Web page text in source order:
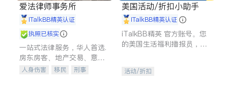
爱法律师事务所
iTalkBB精英认证
执照已核实
一站式法律服务，华人首选.
房东房客、地产交易、意外
伤害、车祸重伤、商业诉
人身伤害 移民
刑事
美国活动/折扣小助手
iTalkBB精英认证
iTalkBB精英 官方账号。您
的美国生活福利播报员，精
专属福利。
活动/折扣